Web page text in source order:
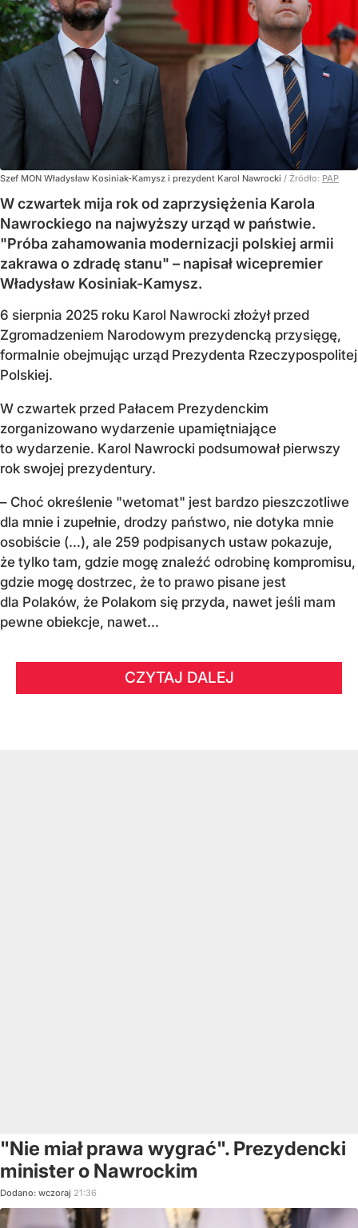
Szef MON Władysław Kosiniak-Kamysz i prezydent Karol Nawrocki / Źródło: PAP
W czwartek mija rok od zaprzysiężenia Karola
Nawrockiego na najwyższy urząd w państwie.
"Próba zahamowania modernizacji polskiej armii
zakrawa o zdradę stanu" – napisał wicepremier
Władysław Kosiniak-Kamysz.
6 sierpnia 2025 roku Karol Nawrocki złożył przed
Zgromadzeniem Narodowym prezydencką przysięgę,
formalnie obejmując urząd Prezydenta Rzeczypospolitej
Polskiej.
W czwartek przed Pałacem Prezydenckim
zorganizowano wydarzenie upamiętniające
to wydarzenie. Karol Nawrocki podsumował pierwszy
rok swojej prezydentury.
– Choć określenie "wetomat" jest bardzo pieszczotliwe
dla mnie i zupełnie, drodzy państwo, nie dotyka mnie
osobiście (…), ale 259 podpisanych ustaw pokazuje,
że tylko tam, gdzie mogę znaleźć odrobinę kompromisu,
gdzie mogę dostrzec, że to prawo pisane jest
dla Polaków, że Polakom się przyda, nawet jeśli mam
pewne obiekcje, nawet...
CZYTAJ DALEJ
"Nie miał prawa wygrać". Prezydencki
minister o Nawrockim
Dodano: wczoraj 21:36